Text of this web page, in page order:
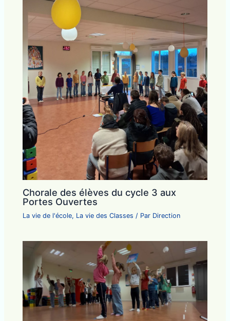
Chorale des élèves du cycle 3 aux
Portes Ouvertes
La vie de l'école, La vie des Classes / Par Direction